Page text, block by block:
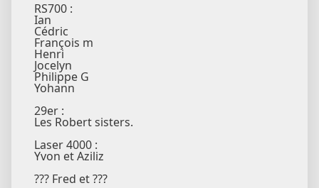
RS700 :
Ian
Cédric
François m
Henri
Jocelyn
Philippe G
Yohann
29er :
Les Robert sisters.
Laser 4000 :
Yvon et Aziliz
??? Fred et ???